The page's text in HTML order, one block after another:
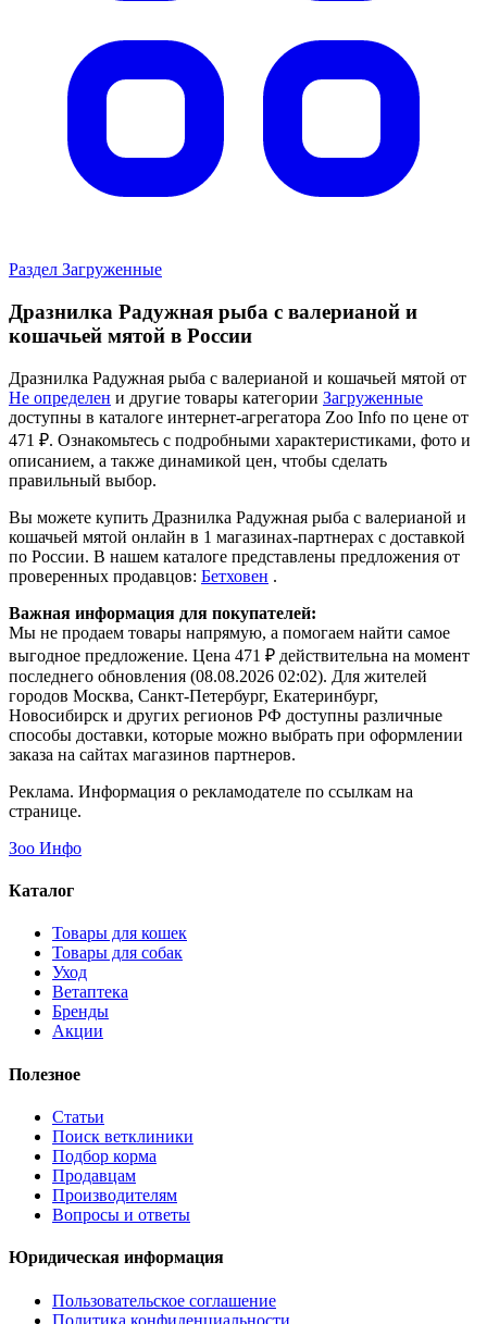
Раздел Загруженные
Дразнилка Радужная рыба с валерианой и
кошачьей мятой в России
Дразнилка Радужная рыба с валерианой и кошачьей мятой от
Не определен и другие товары категории Загруженные
доступны в каталоге интернет-агрегатора Zoo Info по цене от
471 ₽. Ознакомьтесь с подробными характеристиками, фото и
описанием, а также динамикой цен, чтобы сделать
правильный выбор.
Вы можете купить Дразнилка Радужная рыба с валерианой и
кошачьей мятой онлайн в 1 магазинах-партнерах с доставкой
по России. В нашем каталоге представлены предложения от
проверенных продавцов: Бетховен .
Важная информация для покупателей:
Мы не продаем товары напрямую, а помогаем найти самое
выгодное предложение. Цена 471 ₽ действительна на момент
последнего обновления (08.08.2026 02:02). Для жителей
городов Москва, Санкт-Петербург, Екатеринбург,
Новосибирск и других регионов РФ доступны различные
способы доставки, которые можно выбрать при оформлении
заказа на сайтах магазинов партнеров.
Реклама. Информация о рекламодателе по ссылкам на
странице.
Зоо Инфо
Каталог
Товары для кошек
Товары для собак
Уход
Ветаптека
Бренды
Акции
Полезное
Статьи
Поиск ветклиники
Подбор корма
Продавцам
Производителям
Вопросы и ответы
Юридическая информация
Пользовательское соглашение
Политика конфиденциальности